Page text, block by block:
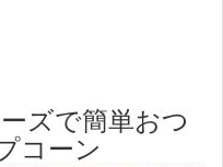
ズで簡単おつ
コーン